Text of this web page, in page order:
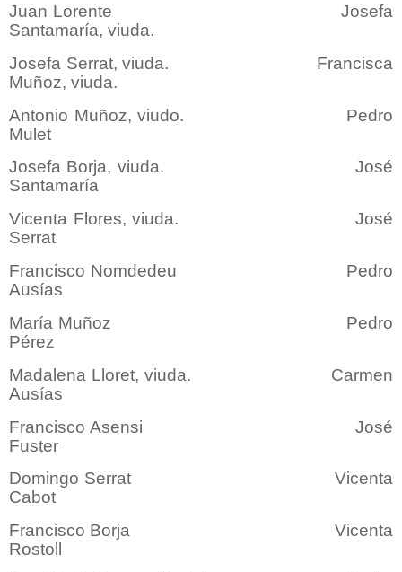
Juan Lorente Josefa
Santamaría, viuda.
Josefa Serrat, viuda. Francisca
Muñoz, viuda.
Antonio Muñoz, viudo. Pedro
Mulet
Josefa Borja, viuda. José
Santamaría
Vicenta Flores, viuda. José
Serrat
Francisco Nomdedeu Pedro
Ausías
María Muñoz Pedro
Pérez
Madalena Lloret, viuda. Carmen
Ausías
Francisco Asensi José
Fuster
Domingo Serrat Vicenta
Cabot
Francisco Borja Vicenta
Rostoll